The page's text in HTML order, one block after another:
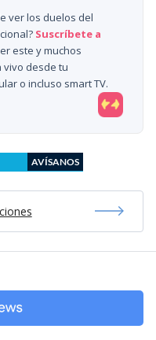
ver los duelos del
Suscríbete a
este y muchos
vivo desde tu
o incluso smart TV.
AVÍSANOS